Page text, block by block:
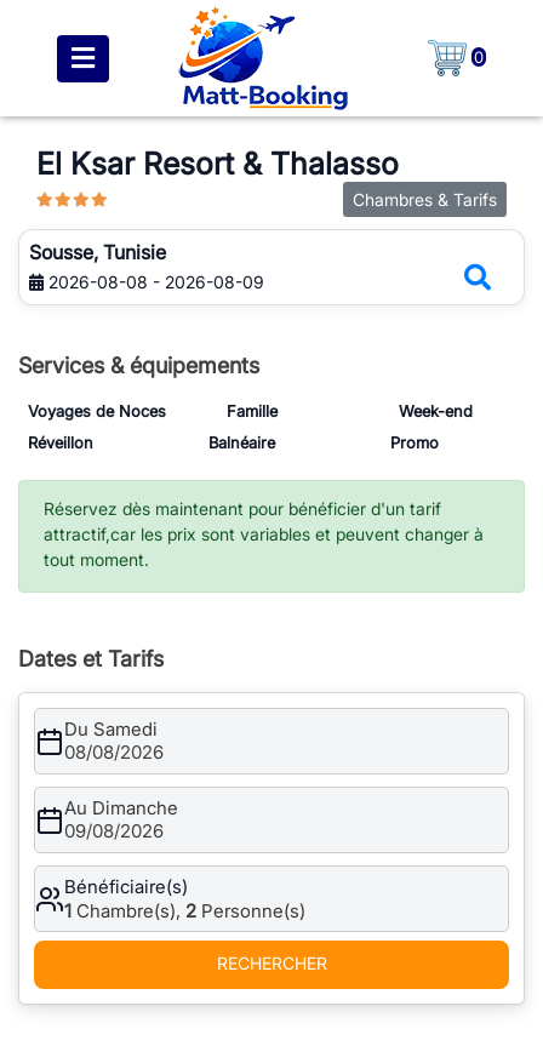
0
El Ksar Resort & Thalasso
Chambres & Tarifs
Sousse, Tunisie
2026-08-08 - 2026-08-09
Services & équipements
Voyages de Noces Famille
Week-end
Réveillon
Balnéaire Promo
Réservez dès maintenant pour bénéficier d'un tarif
attractif,car les prix sont variables et peuvent changer à
tout moment.
Dates et Tarifs
Du Samedi
08/08/2026
Au Dimanche
09/08/2026
Bénéficiaire(s)
1 Chambre(s), 2 Personne(s)
RECHERCHER